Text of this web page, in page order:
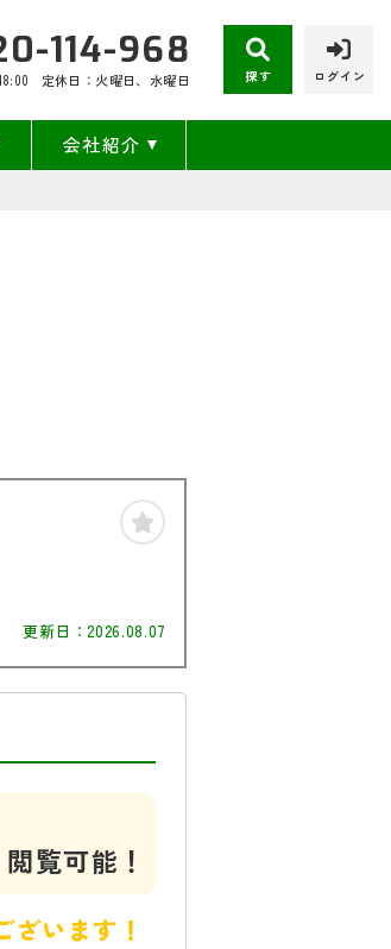
114-968
定休日：火曜日、水曜日 探す ログイン
会社紹介
更新日：2026.08.07
閲覧可能！
います！